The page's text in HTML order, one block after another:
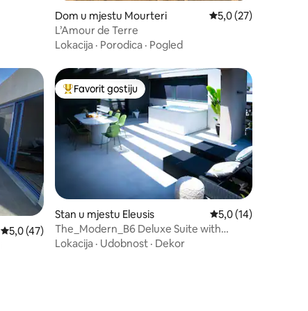
Dom u mjestu Mourteri Prosječna ocjena:
5,0 (27)
L’Amour de Terre
Lokacija · Porodica · Pogled
Prosječna ocjena: 5,0 od 5, recenzija: 47
5,0 (47)
Glavni favorit gostiju
Favorit gostiju
Stan u mjestu Eleusis Prosječna ocjena:
5,0 (14)
The_Modern_B6 Deluxe Suite with
jacuzzi
Lokacija · Udobnost · Dekor